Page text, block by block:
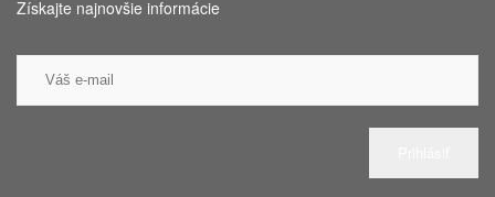
Získajte najnovšie informácie